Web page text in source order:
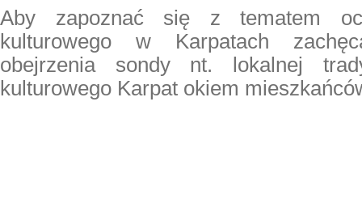
Aby zapoznać się z tematem
kulturowego w Karpatach
obejrzenia sondy nt. lokalnej
kulturowego Karpat okiem